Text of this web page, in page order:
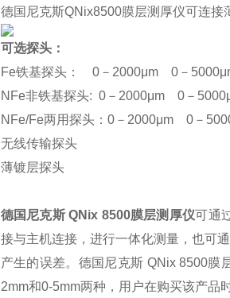
德国尼克斯QNix8500膜层测厚仪可连
可选探头：
Fe铁基探头： 0－2000μm 0－
NFe非铁基探头: 0－2000μm 0－
NFe/Fe两用探头：0－2000μm 0－
无线传输探头
薄镀层探头
德国尼克斯 QNix 8500膜层测厚仪可通
接与主机连接，进行一体化测量，也可
产生的误差。德国尼克斯 QNix 8500膜
2mm和0-5mm两种，用户在购买该产品